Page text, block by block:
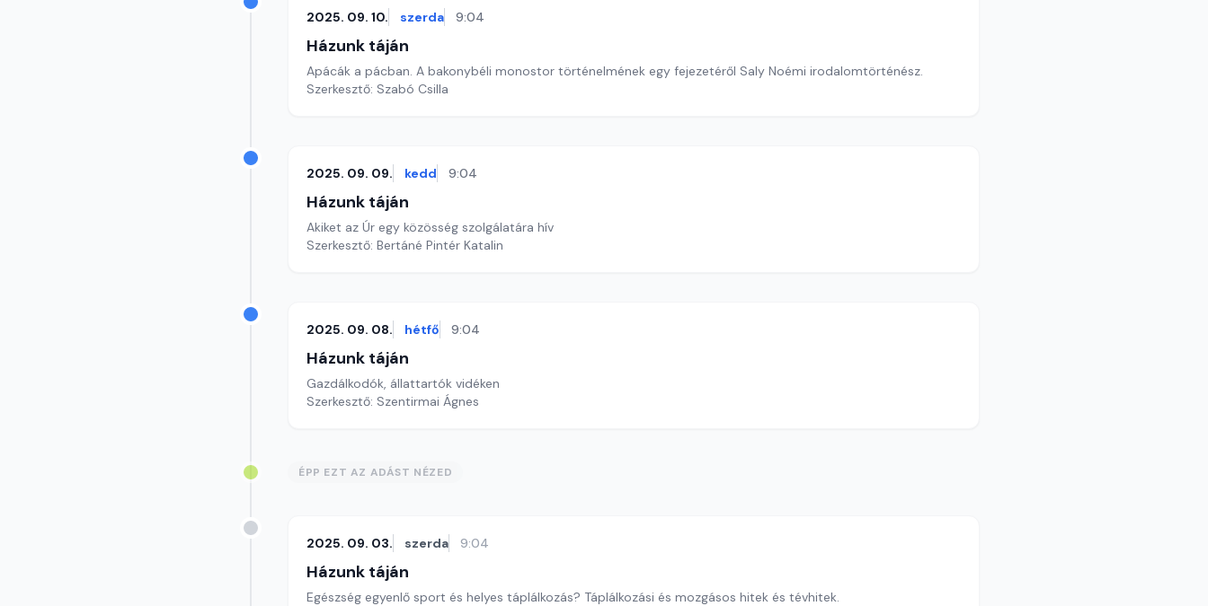
2025. 09. 10. szerda 9:04
Házunk táján
Apácák a pácban. A bakonybéli monostor történelmének egy fejezetéről Saly Noémi irodalomtörténész.
Szerkesztő: Szabó Csilla
2025. 09. 09. kedd 9:04
Házunk táján
Akiket az Úr egy közösség szolgálatára hív
Szerkesztő: Bertáné Pintér Katalin
2025. 09. 08. hétfő 9:04
Házunk táján
Gazdálkodók, állattartók vidéken
Szerkesztő: Szentirmai Ágnes
ÉPP EZT AZ ADÁST NÉZED
2025. 09. 03. szerda 9:04
Házunk táján
Egészség egyenlő sport és helyes táplálkozás? Táplálkozási és mozgásos hitek és tévhitek.